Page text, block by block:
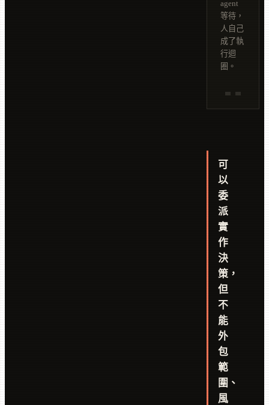
agent
等待，
人自己
成了執
行迴
圈。
可
以
委
派
實
作
決
策，
但
不
能
外
包
範
圍、
風